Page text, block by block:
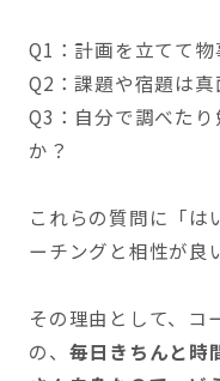
Q1：計画を立てて
Q2：課題や宿題は
Q3：自分で調べた
か？
これらの質問に「は
ーチングと相性が良
その理由として、コ
の、 毎日きちんと時